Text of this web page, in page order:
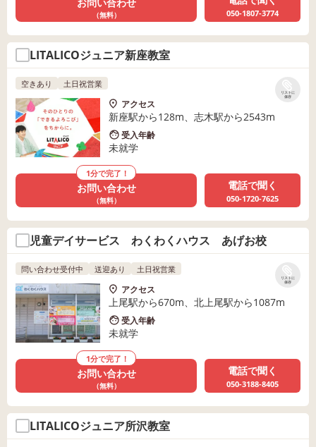
（無料） 050-1807-3774
LITALICOジュニア新座教室
リストに
保存
空きあり 土日祝営業
アクセス
新座駅から128m、志木駅から2543m
受入年齢
未就学
1分で完了！
お問い合わせ
（無料）
電話で聞く
050-1720-7625
児童デイサービス わくわくハウス あげお校
リストに
保存
問い合わせ受付中 送迎あり 土日祝営業
アクセス
上尾駅から670m、北上尾駅から1087m
受入年齢
未就学
1分で完了！
お問い合わせ
（無料）
電話で聞く
050-3188-8405
LITALICOジュニア所沢教室